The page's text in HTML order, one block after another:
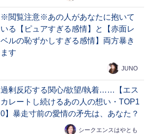
※閲覧注意※あの人があなたに抱いて
いる【ピュアすぎる感情】と【赤面レ
ベルの恥ずかしすぎる感情】両方暴き
ます
JUNO
過剰反応する関心/欲望/執着……【エス
カレートし続けるあの人の想い・TOP1
0】暴走寸前の愛情の矛先は、あなた？
シークエンスはやとも